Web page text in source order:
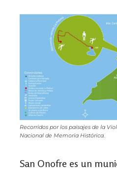
Recorridos por los paisajes de la
Nacional de Memoria Histórica.
San Onofre es un